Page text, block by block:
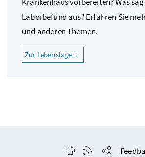
Laborbefund aus? Erfahren Sie
und anderen Themen.
Zur Lebenslage "Ich fühle mich krank"
Seite drucken
RSS-Feed